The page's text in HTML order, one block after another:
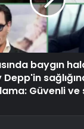
baygın
Güvenli ve